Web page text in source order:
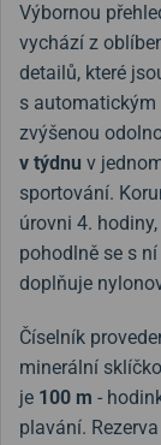
Výbornou
vychází z
detailů, které
s automatickým
zvýšenou
v týdnu v
sportování.
úrovni 4.
pohodlně se s
doplňuje
Číselník
minerální sklíčko
je 100 m -
plavání.